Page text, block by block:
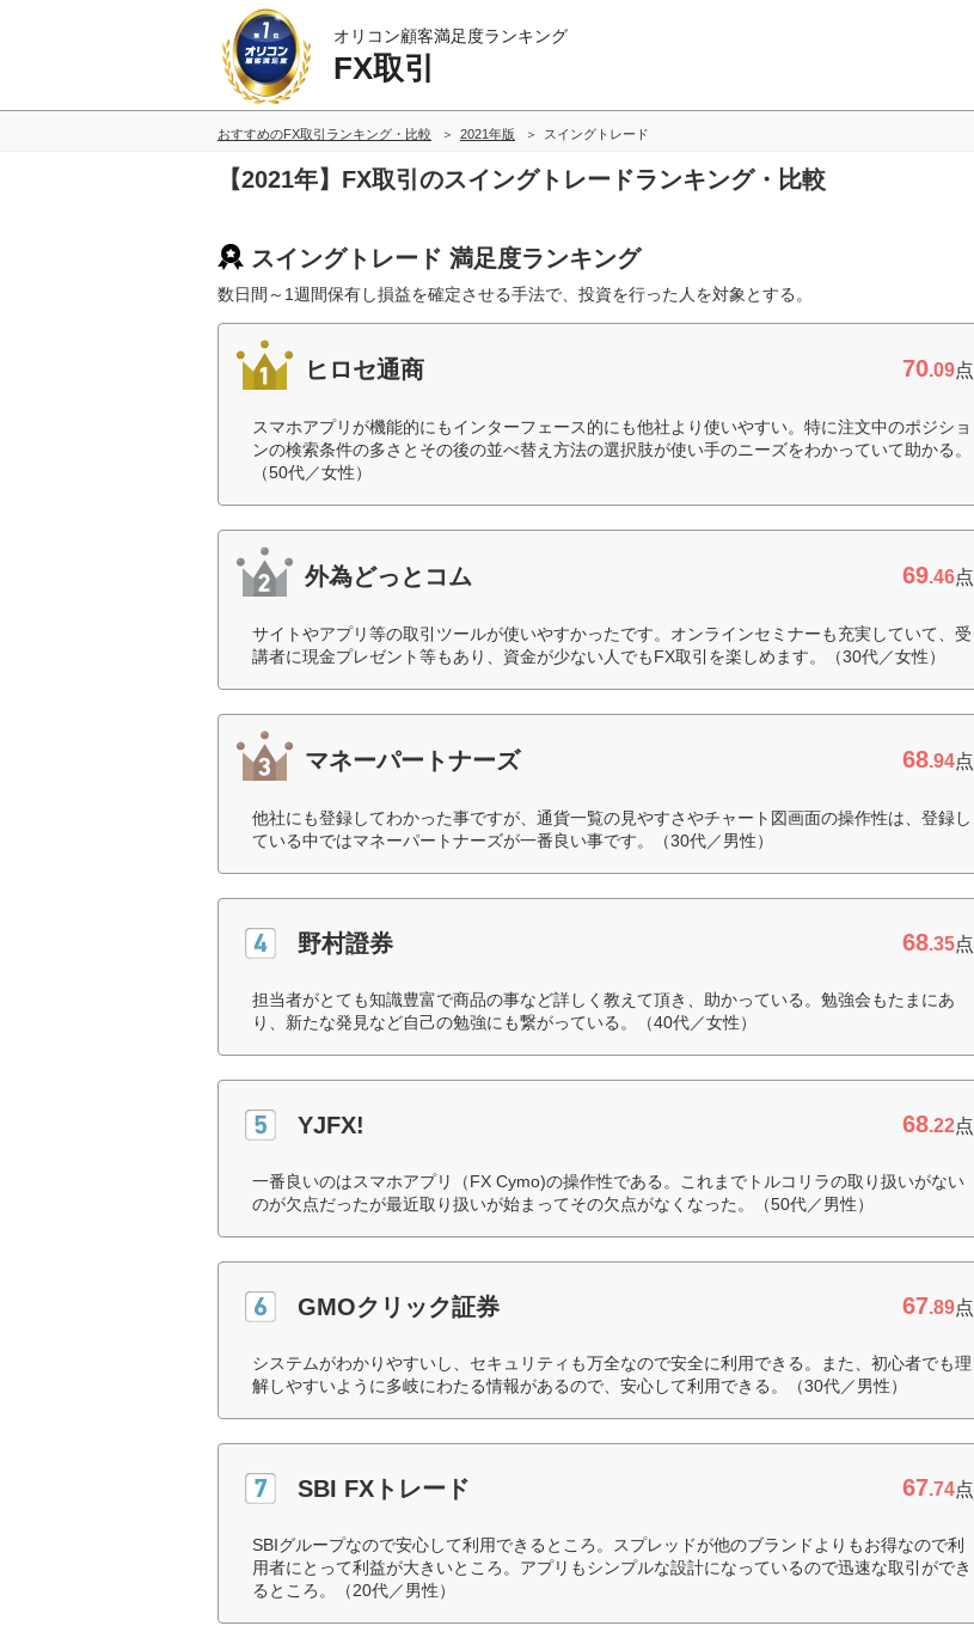
オリコン顧客満足度ランキング
FX取引
おすすめのFX取引ランキング・比較 2021年版 スイングトレード
【2021年】FX取引のスイングトレードランキング・比較
スイングトレード 満足度ランキング
数日間～1週間保有し損益を確定させる手法で、投資を行った人を対象とする。
ヒロセ通商 70.09点
スマホアプリが機能的にもインターフェース的にも他社より使いやすい。特に注文中のポジショ
ンの検索条件の多さとその後の並べ替え方法の選択肢が使い手のニーズをわかっていて助かる。
（50代／女性）
外為どっとコム 69.46点
サイトやアプリ等の取引ツールが使いやすかったです。オンラインセミナーも充実していて、受
講者に現金プレゼント等もあり、資金が少ない人でもFX取引を楽しめます。（30代／女性）
マネーパートナーズ 68.94点
他社にも登録してわかった事ですが、通貨一覧の見やすさやチャート図画面の操作性は、登録し
ている中ではマネーパートナーズが一番良い事です。（30代／男性）
野村證券 68.35点
担当者がとても知識豊富で商品の事など詳しく教えて頂き、助かっている。勉強会もたまにあ
り、新たな発見など自己の勉強にも繋がっている。（40代／女性）
YJFX! 68.22点
一番良いのはスマホアプリ（FX Cymo)の操作性である。これまでトルコリラの取り扱いがない
のが欠点だったが最近取り扱いが始まってその欠点がなくなった。（50代／男性）
GMOクリック証券 67.89点
システムがわかりやすいし、セキュリティも万全なので安全に利用できる。また、初心者でも理
解しやすいように多岐にわたる情報があるので、安心して利用できる。（30代／男性）
SBI FXトレード 67.74点
SBIグループなので安心して利用できるところ。スプレッドが他のブランドよりもお得なので利
用者にとって利益が大きいところ。アプリもシンプルな設計になっているので迅速な取引ができ
るところ。（20代／男性）